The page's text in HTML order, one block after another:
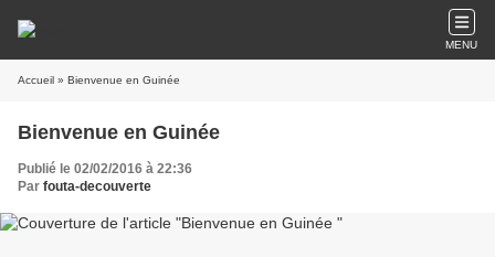
MENU
Accueil » Bienvenue en Guinée
Bienvenue en Guinée
Publié le 02/02/2016 à 22:36
Par fouta-decouverte